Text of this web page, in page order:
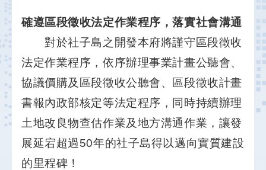
確遵區段徵收法定作業程序，落實社會溝通
對於社子島之開發本府將謹守區段徵收
法定作業程序，依序辦理事業計畫公聽會、
協議價購及區段徵收公聽會、區段徵收計畫
書報內政部核定等法定程序，同時持續辦理
土地改良物查估作業及地方溝通作業，讓發
展延宕超過50年的社子島得以邁向實質建設
的里程碑！